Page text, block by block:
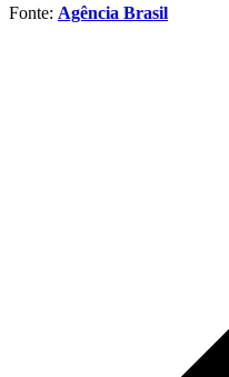
Fonte: Agência Brasil